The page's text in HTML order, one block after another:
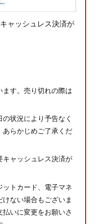
ャッシュレス決済が
す。売り切れの際は
状況により予告なく
あらかじめご了承くだ
キャッシュレス決済が
トカード、電子マネ
ない場合もございま
いに変更をお願いさ